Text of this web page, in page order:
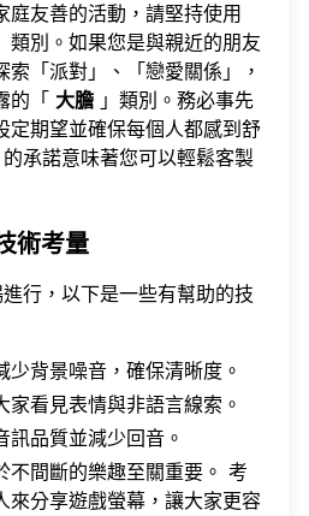
庭友善的活動，請堅持使用
類別。如果您是與親近的朋友
索「派對」、「戀愛關係」，
的「 大膽 」類別。務必事先
定期望並確保每個人都感到舒
承諾意味著您可以輕鬆客製
術考量
行，以下是一些有幫助的技
少背景噪音，確保清晰度。
家看見表情與非語言線索。
訊品質並減少回音。
不間斷的樂趣至關重要。 考
來分享遊戲螢幕 ，讓大家更容